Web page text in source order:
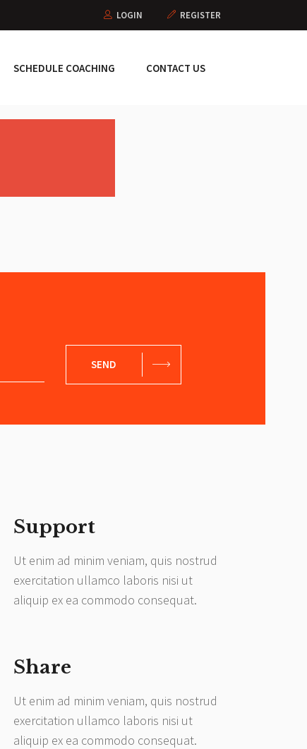
LOGIN REGISTER
SCHEDULE COACHING CONTACT US
SEND
Support
Ut enim ad minim veniam, quis nostrud
exercitation ullamco laboris nisi ut
aliquip ex ea commodo consequat.
Share
Ut enim ad minim veniam, quis nostrud
exercitation ullamco laboris nisi ut
aliquip ex ea commodo consequat.